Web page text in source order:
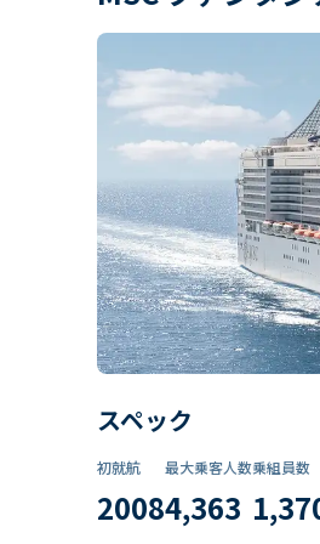
スペック
初就航
2008
最大乗客人数
4,363
乗組員数​